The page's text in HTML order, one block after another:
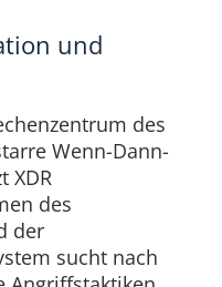
und
des
Wenn-Dann-
XDR
des
der
sucht nach